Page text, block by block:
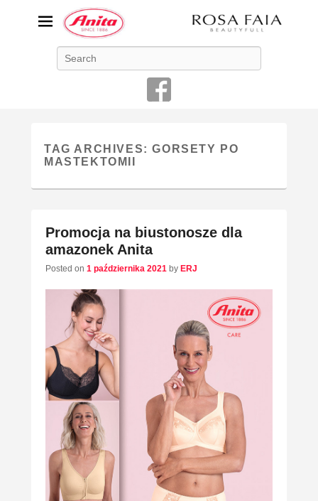
ANITA-unikalna bielizna
damska
Niemiecka firma Anita jest od 1886 roku producentem bielizny
damskiej o najwyższej jakości
TAG ARCHIVES:GORSETY PO
MASTEKTOMII
Promocja na biustonosze dla
amazonek Anita
Posted on 1 października 2021 by ERJ